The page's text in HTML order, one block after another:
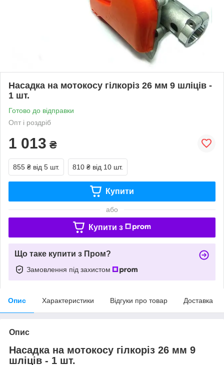
Насадка на мотокосу гілкоріз 26 мм 9 шліців -
1 шт.
Готово до відправки
Опт і роздріб
1 013 ₴
855 ₴ від 5 шт. 810 ₴ від 10 шт.
Купити
або
Купити з
Що таке купити з Пром?
Замовлення під захистом
Опис Характеристики Відгуки про товар Доставка
Опис
Насадка на мотокосу гілкоріз 26 мм 9
шліців - 1 шт.